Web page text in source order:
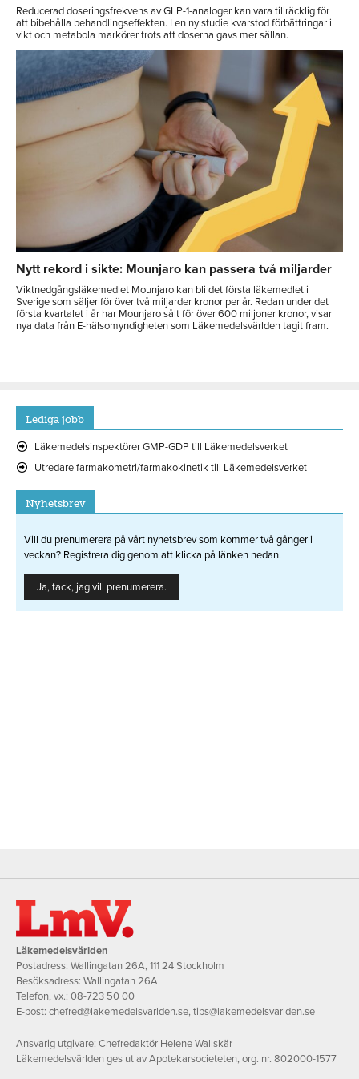
Reducerad doseringsfrekvens av GLP-1-analoger kan vara tillräcklig för
att bibehålla behandlingseffekten. I en ny studie kvarstod förbättringar i
vikt och metabola markörer trots att doserna gavs mer sällan.
Nytt rekord i sikte: Mounjaro kan passera två miljarder
Viktnedgångsläkemedlet Mounjaro kan bli det första läkemedlet i
Sverige som säljer för över två miljarder kronor per år. Redan under det
första kvartalet i år har Mounjaro sålt för över 600 miljoner kronor, visar
nya data från E-hälsomyndigheten som Läkemedelsvärlden tagit fram.
Lediga jobb
Läkemedelsinspektörer GMP-GDP till Läkemedelsverket
Utredare farmakometri/farmakokinetik till Läkemedelsverket
Nyhetsbrev
Vill du prenumerera på vårt nyhetsbrev som kommer två gånger i
veckan? Registrera dig genom att klicka på länken nedan.
Ja, tack, jag vill prenumerera.
Läkemedelsvärlden
Postadress: Wallingatan 26A, 111 24 Stockholm
Besöksadress: Wallingatan 26A
Telefon, vx.: 08-723 50 00
E-post: chefred@lakemedelsvarlden.se,tips@lakemedelsvarlden.se
Ansvarig utgivare: Chefredaktör Helene Wallskär
Läkemedelsvärlden ges ut av Apotekarsocieteten, org. nr. 802000-1577